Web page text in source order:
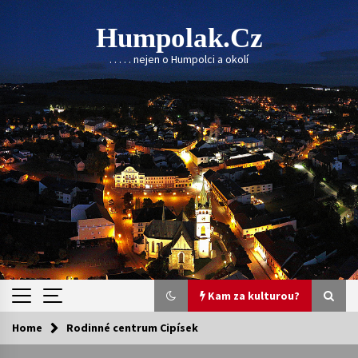
Skip
to
content
Humpolak.cz
. . . . . nejen o Humpolci a okolí
Kam za kulturou?
Kam za kulturou?
Home Rodinné centrum Cipísek